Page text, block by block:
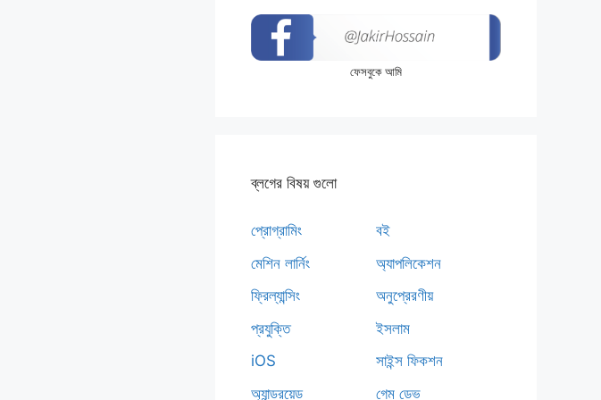
ফেসবুকে আমি
ব্লগের বিষয় গুলো
প্রোগ্রামিং
মেশিন লার্নিং
ফ্রিল্যান্সিং
প্রযুক্তি
iOS
অ্যান্ড্রয়েড
বই
অ্যাপলিকেশন
অনুপ্রেরণীয়
ইসলাম
সাইন্স ফিকশন
গেম ডেভ